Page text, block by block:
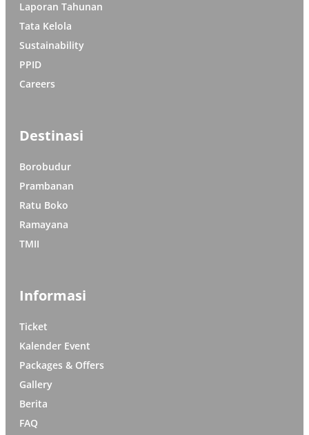
Laporan Tahunan
Tata Kelola
Sustainability
PPID
Careers
Destinasi
Borobudur
Prambanan
Ratu Boko
Ramayana
TMII
Informasi
Ticket
Kalender Event
Packages & Offers
Gallery
Berita
FAQ